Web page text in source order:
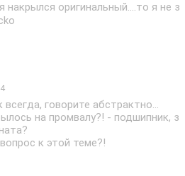
накрылся оригинальный....то я не з
всегда, говорите абстрактно...
на промвалу?! - подшипник, з
к этой теме?!